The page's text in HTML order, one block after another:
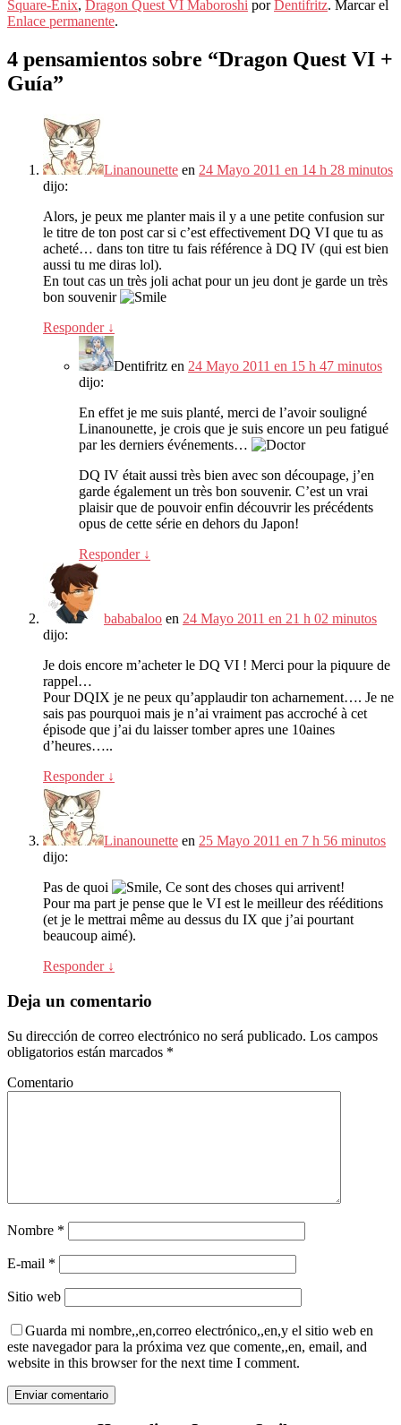
Square-Enix, Dragon Quest VI Maboroshi porDentifritz. Marcar el
Enlace permanente.
4 pensamientos sobre “Dragon Quest VI +
Guía”
Linanounette en 24 Mayo 2011 en 14 h 28 minutos
dijo:
Alors, je peux me planter mais il y a une petite confusion sur
le titre de ton post car si c’est effectivement DQ VI que tu as
acheté… dans ton titre tu fais référence à DQ IV (qui est bien
aussi tu me diras lol).
En tout cas un très joli achat pour un jeu dont je garde un très
bon souvenir
Responder ↓
Dentifritz en 24 Mayo 2011 en 15 h 47 minutos
dijo:
En effet je me suis planté, merci de l’avoir souligné
Linanounette, je crois que je suis encore un peu fatigué
par les derniers événements…
DQ IV était aussi très bien avec son découpage, j’en
garde également un très bon souvenir. C’est un vrai
plaisir que de pouvoir enfin découvrir les précédents
opus de cette série en dehors du Japon!
Responder ↓
bababaloo en 24 Mayo 2011 en 21 h 02 minutos
dijo:
Je dois encore m’acheter le DQ VI ! Merci pour la piquure de
rappel…
Pour DQIX je ne peux qu’applaudir ton acharnement…. Je ne
sais pas pourquoi mais je n’ai vraiment pas accroché à cet
épisode que j’ai du laisser tomber apres une 10aines
d’heures…..
Responder ↓
Linanounette en 25 Mayo 2011 en 7 h 56 minutos
dijo:
Pas de quoi
, Ce sont des choses qui arrivent!
Pour ma part je pense que le VI est le meilleur des rééditions
(et je le mettrai même au dessus du IX que j’ai pourtant
beaucoup aimé).
Responder ↓
Deja un comentario
Su dirección de correo electrónico no será publicado. Los campos
obligatorios están marcados *
Comentario
Nombre *
E-mail *
Sitio web
Guarda mi nombre,,en,correo electrónico,,en,y el sitio web en
este navegador para la próxima vez que comente,,en, email, and
website in this browser for the next time I comment.